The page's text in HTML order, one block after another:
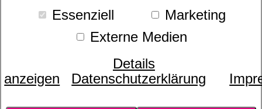
Essenziell
Marketing
Externe Medien
Details
anzeigen
Datenschutzerklärung